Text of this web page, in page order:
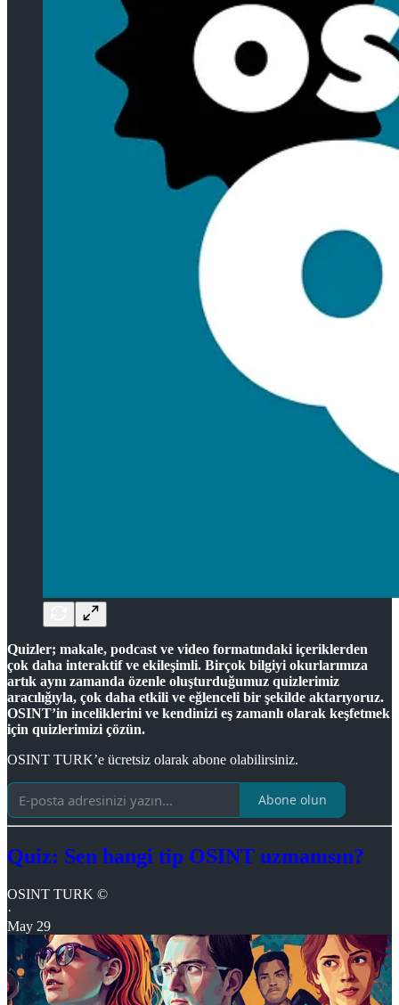
Quizler; makale, podcast ve video formatındaki içeriklerden
çok daha interaktif ve ekileşimli. Birçok bilgiyi okurlarımıza
artık aynı zamanda özenle oluşturduğumuz quizlerimiz
aracılığıyla, çok daha etkili ve eğlenceli bir şekilde aktarıyoruz.
OSINT’in inceliklerini ve kendinizi eş zamanlı olarak keşfetmek
için quizlerimizi çözün.
OSINT TURK’e ücretsiz olarak abone olabilirsiniz.
Abone olun
Quiz: Sen hangi tip OSINT uzmanısın?
OSINT TURK ©
·
May 29